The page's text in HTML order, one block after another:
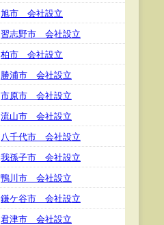
旭市 会社設立
習志野市 会社設立
柏市 会社設立
勝浦市 会社設立
市原市 会社設立
流山市 会社設立
八千代市 会社設立
我孫子市 会社設立
鴨川市 会社設立
鎌ケ谷市 会社設立
君津市 会社設立